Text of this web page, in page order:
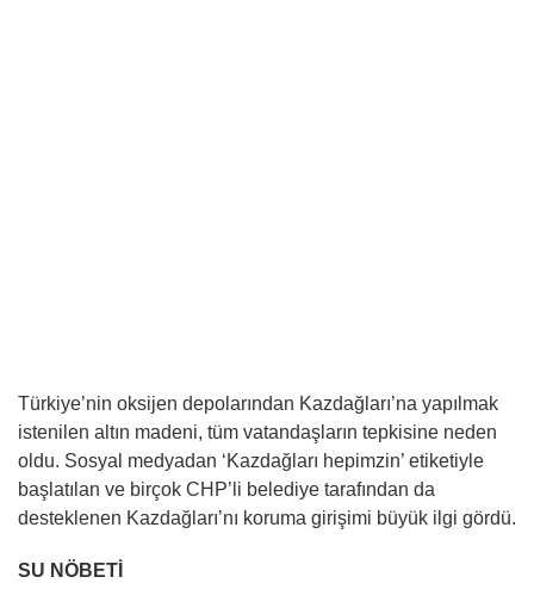
Türkiye’nin oksijen depolarından Kazdağları’na yapılmak
istenilen altın madeni, tüm vatandaşların tepkisine neden
oldu. Sosyal medyadan ‘Kazdağları hepimzin’ etiketiyle
başlatılan ve birçok CHP’li belediye tarafından da
desteklenen Kazdağları’nı koruma girişimi büyük ilgi gördü.
SU NÖBETİ